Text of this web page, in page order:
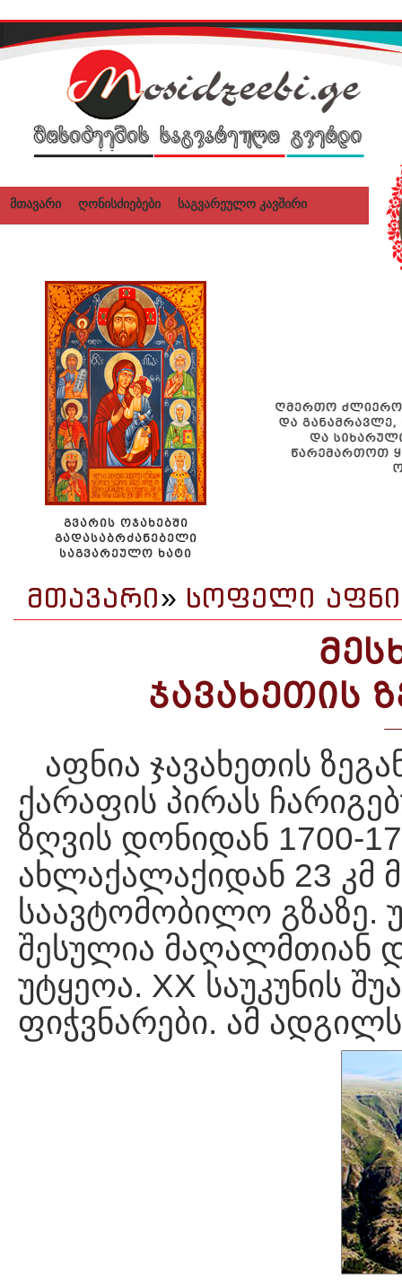
მთავარი ღონისძიებები საგვარეულო კავშირი
ᲒᲕᲐᲠᲘᲡ ᲝᲯᲐᲮᲔᲑᲨᲘ
ᲒᲐᲓᲐᲡᲐᲑᲠᲫᲐᲜᲔᲑᲔᲚᲘ
ᲡᲐᲒᲕᲐᲠᲔᲣᲚᲝ ᲮᲐᲢᲘ
ᲛᲗᲐᲕᲐᲠᲘ» ᲡᲝᲤᲔᲚᲘ
ᲯᲐᲕᲐᲮᲔᲗᲘᲡ
აფნია ჯავახეთის
ქარაფის პირას
ზღვის დონიდან 1700-
ახლაქალაქიდან 23 კმ
საავტომობილო გზაზე.
შესულია მაღალმთიან
უტყეოა. XX საუკუნის
ფიჭვნარები. ამ